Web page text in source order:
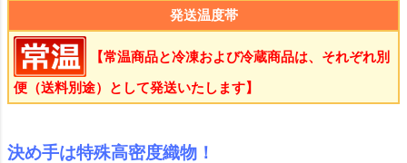
発送温度帯
【常温商品と冷凍および冷蔵商品は、それぞれ別
便（送料別途）として発送いたします】
決め手は特殊高密度織物！